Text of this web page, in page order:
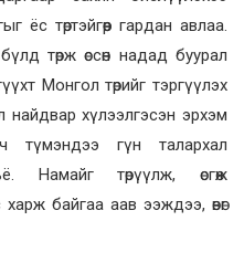
ёс төртэйгөөр гардан авлаа.
төрж өссөн надад буурал
Монгол төрийг тэргүүлэх
найдвар хүлээлгэсэн эрхэм
түмэндээ гүн талархал
Намайг төрүүлж, өсгөж
байгаа аав ээждээ, өвөг